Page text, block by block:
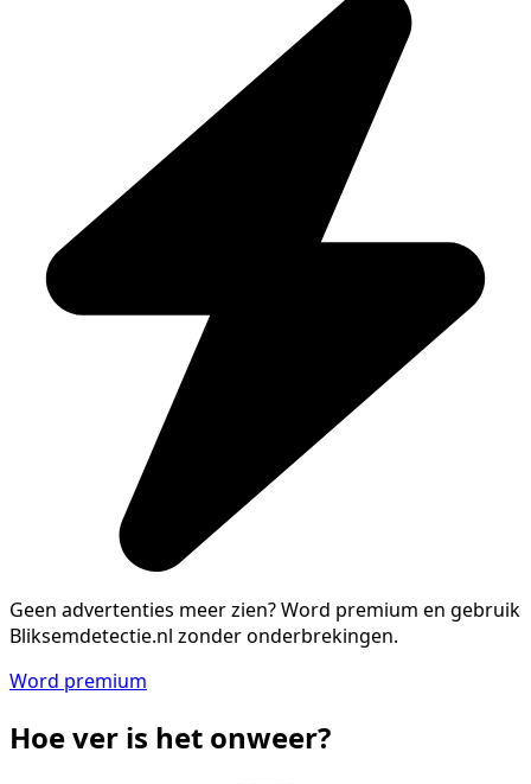
Geen advertenties meer zien?Word premium en gebruik
Bliksemdetectie.nl zonder onderbrekingen.
Word premium
Hoe ver is het onweer?